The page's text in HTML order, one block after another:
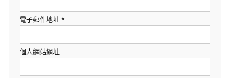
電子郵件地址 *
個人網站網址